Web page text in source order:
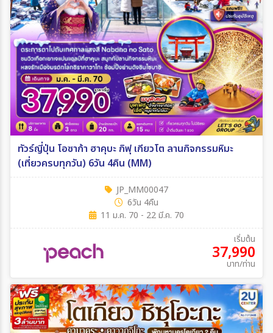
ทัวร์ญี่ปุ่น โอซาก้า ฮาคุบะ กิฟุ เกียวโต ลานกิจกรรมหิมะ
(เที่ยวครบทุกวัน) 6วัน 4คืน (MM)
JP_MM00047
6วัน 4คืน
11 ม.ค. 70 - 22 มี.ค. 70
เริ่มต้น
37,990
บาท/ท่าน